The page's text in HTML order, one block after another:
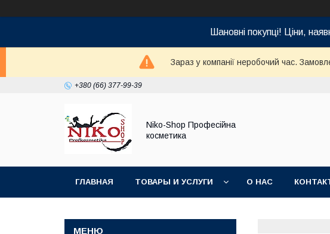
Шановні покупці! Ціни,
Зараз у компанії неробочий час.
+380 (66) 377-99-39
Niko-Shop Професійна
косметика
ГЛАВНАЯ ТОВАРЫ И УСЛУГИ О НАС